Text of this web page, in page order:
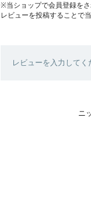
※当ショップで会員登録をさ
レビューを投稿することで
レビューを入力してく
ニ